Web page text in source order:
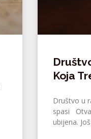
Koja
Društvo u
spasi
ubijena.